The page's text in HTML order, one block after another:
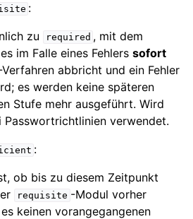
:
zu
required , mit dem
im Falle eines Fehlerssofort
abbricht und ein Fehler
es werden keine späteren
Stufe mehr ausgeführt. Wird
verwendet.
:
ob bis zu diesem Zeitpunkt
requisite -Modul vorher
keinen vorangegangenen